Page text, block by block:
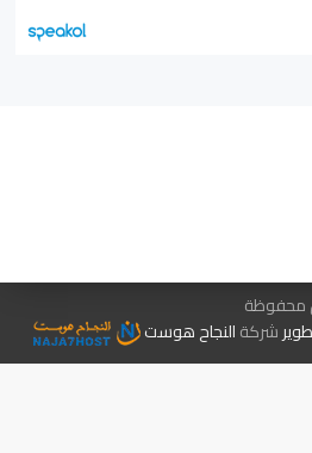
شركةالنجاح هوست